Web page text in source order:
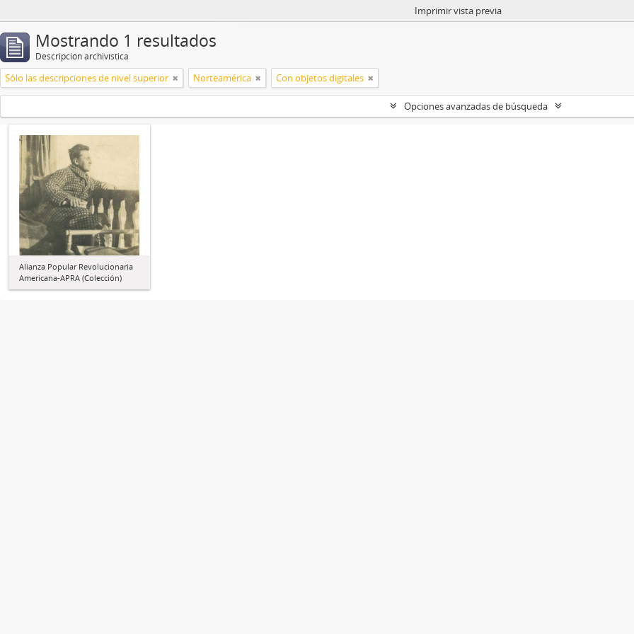
Imprimir vista previa
Mostrando 1 resultados
Descripción archivística
Sólo las descripciones de nivel superior Norteamérica Con objetos digitales
Opciones avanzadas de búsqueda
Alianza Popular Revolucionaria
Americana-APRA (Colección)